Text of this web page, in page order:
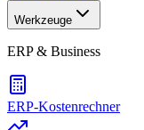
Werkzeuge
ERP & Business
ERP-Kostenrechner